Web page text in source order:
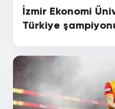
İzmir Ekonomi
Türkiye